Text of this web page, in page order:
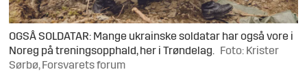
OGSÅ SOLDATAR: Mange ukrainske soldatar har også vore i
Noreg på treningsopphald, her i Trøndelag. Foto: Krister
Sørbø, Forsvarets forum